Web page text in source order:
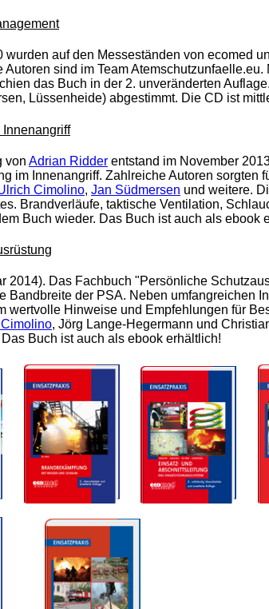
wurden auf den Messeständen von ecomed
Autoren sind im Team
das Buch in der 2. unveränderten
Lüssenheide) abgestimmt. Die CD ist
Innenangriff
von Adrian Ridder entstand im November
im Innenangriff. Zahlreiche Autoren sorgten
Cimolino, Jan Südmersen und weitere.
Brandverläufe, taktische Ventilation,
Buch wieder. Das Buch ist auch als ebook
2014). Das Fachbuch "Persönliche
Bandbreite der PSA. Neben umfangreichen
wertvolle Hinweise und Empfehlungen für
, Jörg Lange-Hegermann und
Das Buch ist auch als ebook erhältlich!